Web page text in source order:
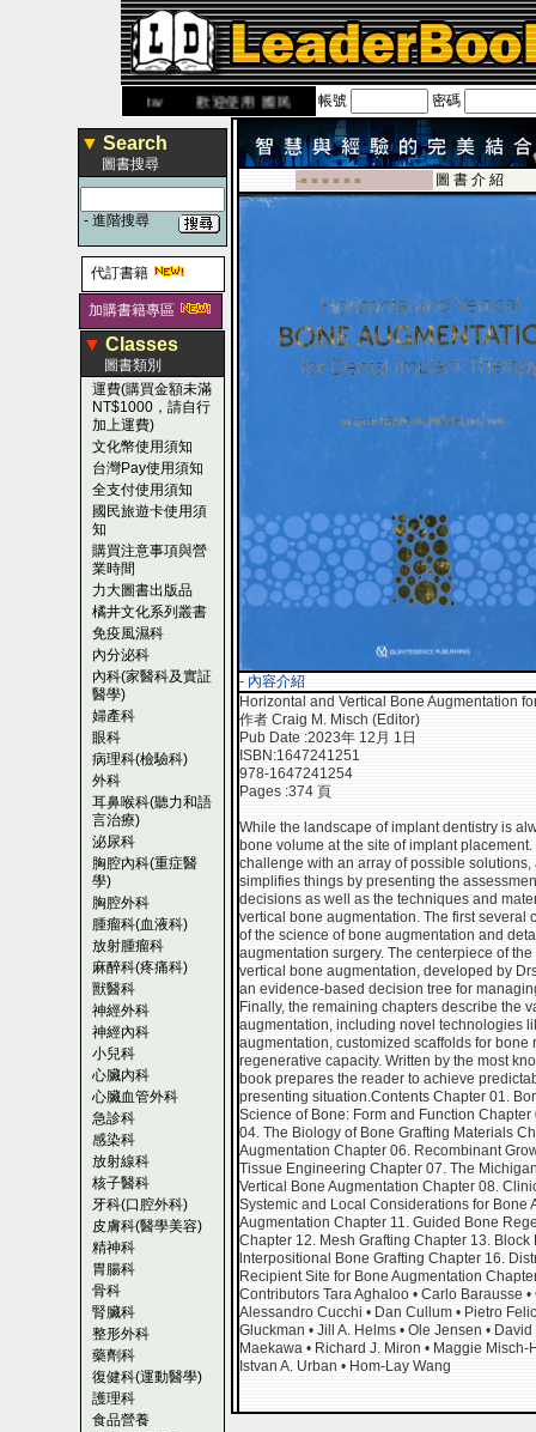
歡迎使用 國民旅遊卡！！帳號 密碼
▼ Search
圖書搜尋
- 進階搜尋
代訂書籍
加購書籍專區
▼ Classes
圖書類別
運費(購買金額未滿
NT$1000，請自行
加上運費)
文化幣使用須知
台灣Pay使用須知
全支付使用須知
國民旅遊卡使用須
知
購買注意事項與營
業時間
力大圖書出版品
橘井文化系列叢書
免疫風濕科
內分泌科
內科(家醫科及實証
醫學)
婦產科
眼科
病理科(檢驗科)
外科
耳鼻喉科(聽力和語
言治療)
泌尿科
胸腔內科(重症醫
學)
胸腔外科
腫瘤科(血液科)
放射腫瘤科
麻醉科(疼痛科)
獸醫科
神經外科
神經內科
小兒科
心臟內科
心臟血管外科
急診科
感染科
放射線科
核子醫科
牙科(口腔外科)
皮膚科(醫學美容)
精神科
胃腸科
骨科
腎臟科
整形外科
藥劑科
復健科(運動醫學)
護理科
食品營養
-■ ■ ■ ■ ■ ■ 圖 書 介 紹
- 內容介紹
Horizontal and Vertical Bone Augmentation
作者 Craig M. Misch (Editor)
Pub Date :2023年 12月 1日
ISBN:1647241251
978-1647241254
Pages :374 頁
While the landscape of implant dentistry is
bone volume at the site of implant
challenge with an array of possible
simplifies things by presenting the
decisions as well as the techniques and
vertical bone augmentation. The first
of the science of bone augmentation and
augmentation surgery. The centerpiece of
vertical bone augmentation, developed by
an evidence-based decision tree for
Finally, the remaining chapters describe the
augmentation, including novel technologies
augmentation, customized scaffolds for
regenerative capacity. Written by the most
book prepares the reader to achieve
presenting situation.Contents Chapter 01.
Science of Bone: Form and Function
04. The Biology of Bone Grafting Materials
Augmentation Chapter 06. Recombinant
Tissue Engineering Chapter 07. The
Vertical Bone Augmentation Chapter 08.
Systemic and Local Considerations for Bone
Augmentation Chapter 11. Guided Bone
Chapter 12. Mesh Grafting Chapter 13.
lnterpositional Bone Grafting Chapter 16.
Recipient Site for Bone Augmentation
Contributors Tara Aghaloo • Carlo Barausse
Alessandro Cucchi • Dan Cullum • Pietro
Gluckman • Jill A. Helms • Ole Jensen •
Maekawa • Richard J. Miron • Maggie
Istvan A. Urban • Hom-Lay Wang